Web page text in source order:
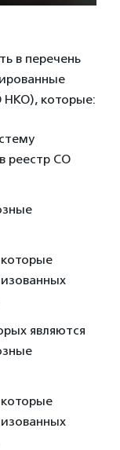
в перечень
НКО), которые:
реестр СО
являются